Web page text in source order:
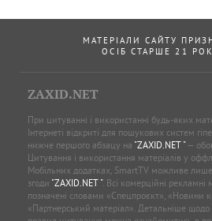
ОСІБ СТАРШЕ 21
Інтернеті відкриті для пошукових систем
нижче першого абзацу на"ZAXID.NET "—
Цитування і використання матеріалів у
Мобільних додатках, SmartTV можливе лише
згоди"ZAXID.NET ". Всі комерційні рекламні
позначені словами «Спецпроєкт», «Новини
«Партнерський матеріал». Детальніше
правил цитування можна ознайомитись в